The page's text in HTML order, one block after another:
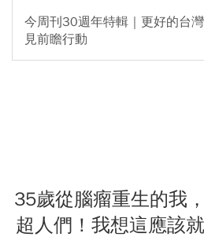
今周刊30週年特輯｜更好的台
見前瞻行動
35歲從腦瘤重生的我
超人們！我想這應該